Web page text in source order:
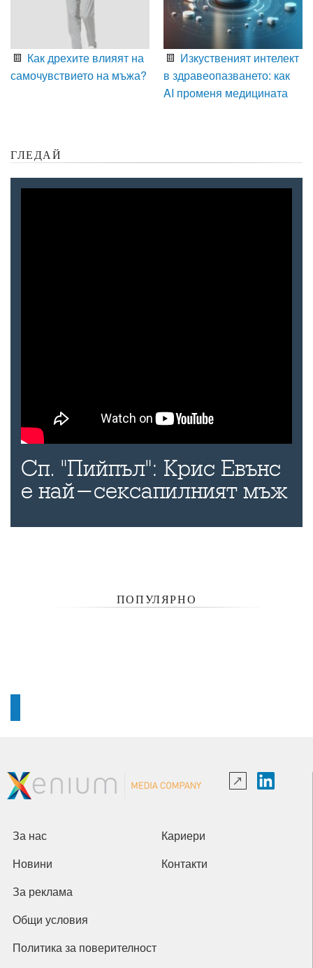
Как дрехите влияят на
самочувствието на мъжа?
Изкуственият интелект
в здравеопазването: как
AI променя медицината
ГЛЕДАЙ
Сп. "Пийпъл": Крис Евънс
е най-сексапилният мъж
ПОПУЛЯРНО
За нас Кариери
Новини Контакти
За реклама
Общи условия
Политика за поверителност